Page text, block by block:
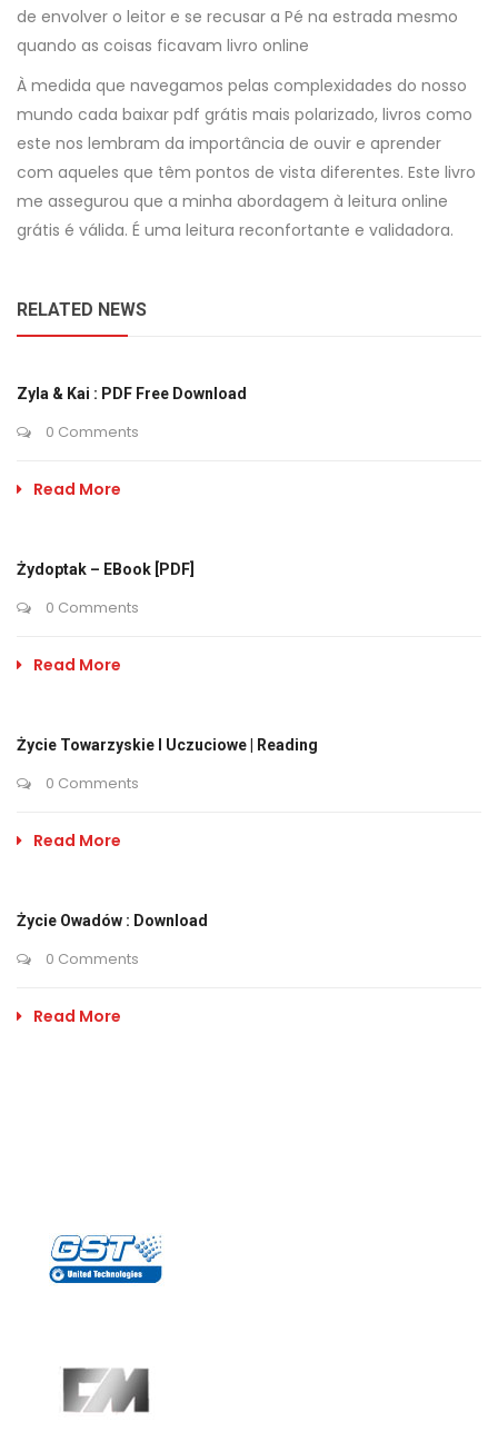
de envolver o leitor e se recusar a Pé na estrada mesmo
quando as coisas ficavam livro online
À medida que navegamos pelas complexidades do nosso
mundo cada baixar pdf grátis mais polarizado, livros como
este nos lembram da importância de ouvir e aprender
com aqueles que têm pontos de vista diferentes. Este livro
me assegurou que a minha abordagem à leitura online
grátis é válida. É uma leitura reconfortante e validadora.
RELATED NEWS
Zyla & Kai : PDF Free Download
0 Comments
Read More
Żydoptak – EBook [PDF]
0 Comments
Read More
Życie Towarzyskie I Uczuciowe | Reading
0 Comments
Read More
Życie Owadów : Download
0 Comments
Read More